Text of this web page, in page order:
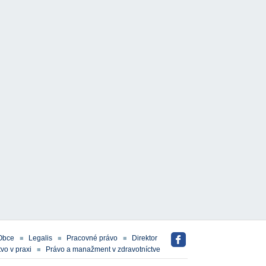
Legalis Pracovné právo
Direktor
v praxi
Právo a manažment v zdravotníctve